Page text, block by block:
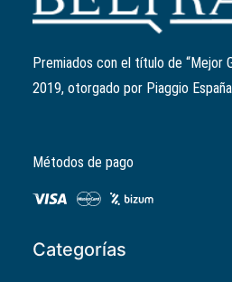
11,07
Premiados con el título de “Mejor
2019, otorgado por Piaggio
Métodos de pago
Categorías